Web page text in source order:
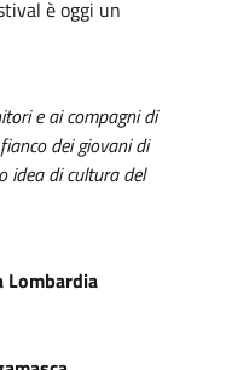
è oggi un
e ai compagni di
dei giovani di
idea di cultura del
Lombardia